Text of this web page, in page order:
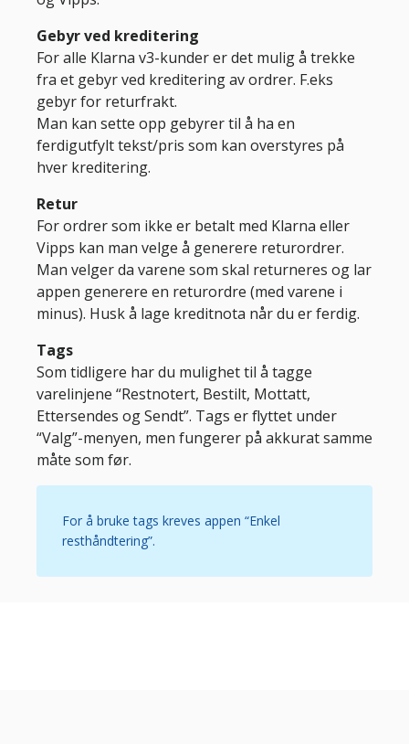
Gebyr ved kreditering
For alle Klarna v3-kunder er det mulig å trekke
fra et gebyr ved kreditering av ordrer. F.eks
gebyr for returfrakt.
Man kan sette opp gebyrer til å ha en
ferdigutfylt tekst/pris som kan overstyres på
hver kreditering.
Retur
For ordrer som ikke er betalt med Klarna eller
Vipps kan man velge å generere returordrer.
Man velger da varene som skal returneres og lar
appen generere en returordre (med varene i
minus). Husk å lage kreditnota når du er ferdig.
Tags
Som tidligere har du mulighet til å tagge
varelinjene “Restnotert, Bestilt, Mottatt,
Ettersendes og Sendt”. Tags er flyttet under
“Valg”-menyen, men fungerer på akkurat samme
måte som før.
For å bruke tags kreves appen “Enkel
resthåndtering”.